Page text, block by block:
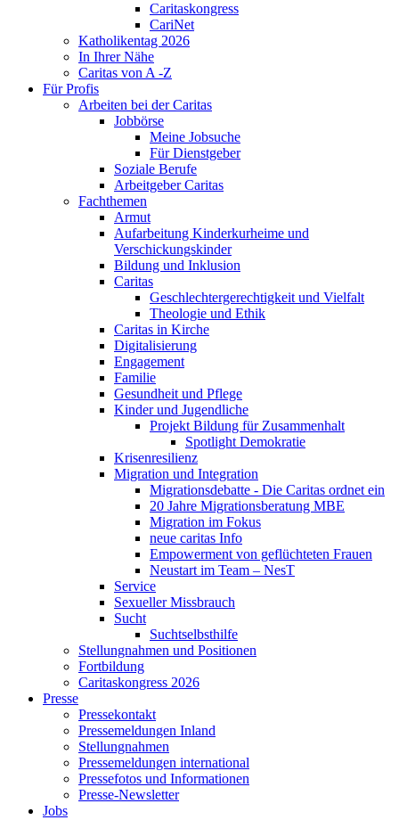
Caritaskongress
CariNet
Katholikentag 2026
In Ihrer Nähe
Caritas von A -Z
Für Profis
Arbeiten bei der Caritas
Jobbörse
Meine Jobsuche
Für Dienstgeber
Soziale Berufe
Arbeitgeber Caritas
Fachthemen
Armut
Aufarbeitung Kinderkurheime und
Verschickungskinder
Bildung und Inklusion
Caritas
Geschlechtergerechtigkeit und Vielfalt
Theologie und Ethik
Caritas in Kirche
Digitalisierung
Engagement
Familie
Gesundheit und Pflege
Kinder und Jugendliche
Projekt Bildung für Zusammenhalt
Spotlight Demokratie
Krisenresilienz
Migration und Integration
Migrationsdebatte - Die Caritas ordnet ein
20 Jahre Migrationsberatung MBE
Migration im Fokus
neue caritas Info
Empowerment von geflüchteten Frauen
Neustart im Team – NesT
Service
Sexueller Missbrauch
Sucht
Suchtselbsthilfe
Stellungnahmen und Positionen
Fortbildung
Caritaskongress 2026
Presse
Pressekontakt
Pressemeldungen Inland
Stellungnahmen
Pressemeldungen international
Pressefotos und Informationen
Presse-Newsletter
Jobs